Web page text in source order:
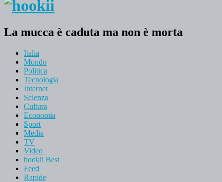
La mucca è caduta ma non è morta
Italia
Mondo
Politica
Tecnologia
Internet
Scienza
Cultura
Economia
Sport
Media
TV
Video
hookii Best
Feed
Rapide